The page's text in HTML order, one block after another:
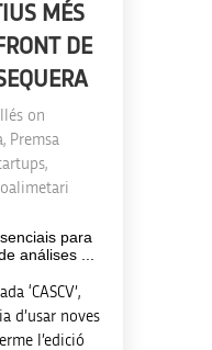
MÉS
DE
on
, Premsa
,
‘CASCV’,
d’usar noves
l’edició